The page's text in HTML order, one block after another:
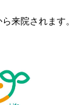
来院されます。